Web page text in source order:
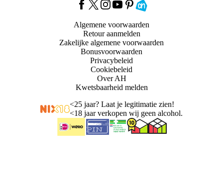
Algemene voorwaarden
Retour aanmelden
Zakelijke algemene voorwaarden
Bonusvoorwaarden
Privacybeleid
Cookiebeleid
Over AH
Kwetsbaarheid melden
<25 jaar? Laat je legitimatie zien!
<18 jaar verkopen wij geen alcohol.